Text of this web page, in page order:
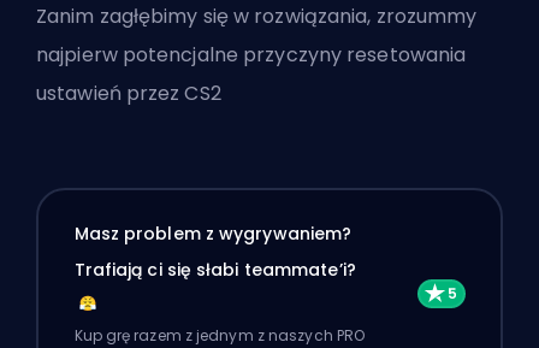
Zanim zagłębimy się w rozwiązania, zrozummy
najpierw potencjalne przyczyny resetowania
ustawień przez CS2
Masz problem z wygrywaniem?
Trafiają ci się słabi teammate’i?
Kup grę razem z jednym z naszych PRO